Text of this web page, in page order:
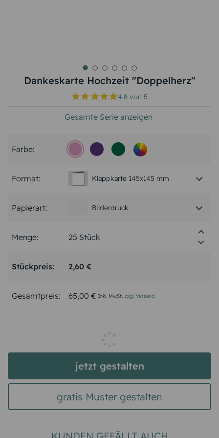
Dankeskarte Hochzeit "Doppelherz"
4.8 von5
Gesamte Serie anzeigen
Farbe:
Format: Klappkarte 145x145 mm
Papierart: Bilderdruck
Menge:
Stückpreis: 2,60 €
Gesamtpreis: 65,00 € Inkl. MwSt. zzgl. Versand
jetzt gestalten
gratis Muster gestalten